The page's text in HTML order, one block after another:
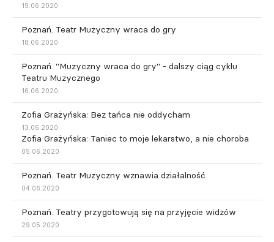
19.06.2020
Poznań. Teatr Muzyczny wraca do gry
18.06.2020
Poznań. "Muzyczny wraca do gry" - dalszy ciąg cyklu
Teatru Muzycznego
16.06.2020
Zofia Grażyńska: Bez tańca nie oddycham
13.06.2020
Zofia Grażyńska: Taniec to moje lekarstwo, a nie choroba
05.06.2020
Poznań. Teatr Muzyczny wznawia działalność
04.06.2020
Poznań. Teatry przygotowują się na przyjęcie widzów
29.05.2020